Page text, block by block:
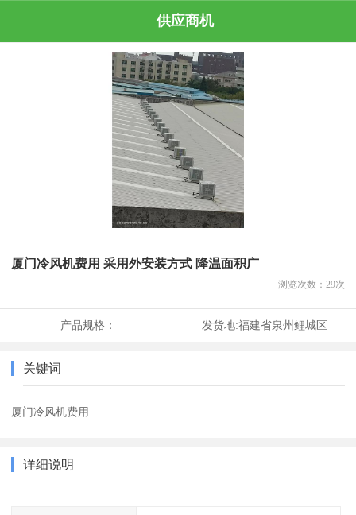
供应商机
厦门冷风机费用 采用外安装方式 降温面积广
浏览次数： 29次
产品规格： 发货地:福建省泉州鲤城区
关键词
厦门冷风机费用
详细说明